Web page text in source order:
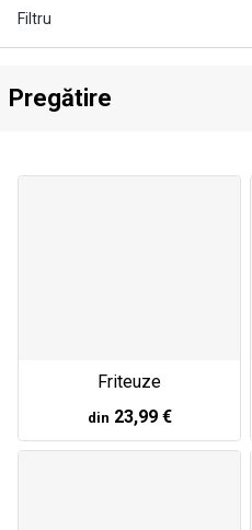
Filtru
Pregătire
Friteuze
din 23,99 €